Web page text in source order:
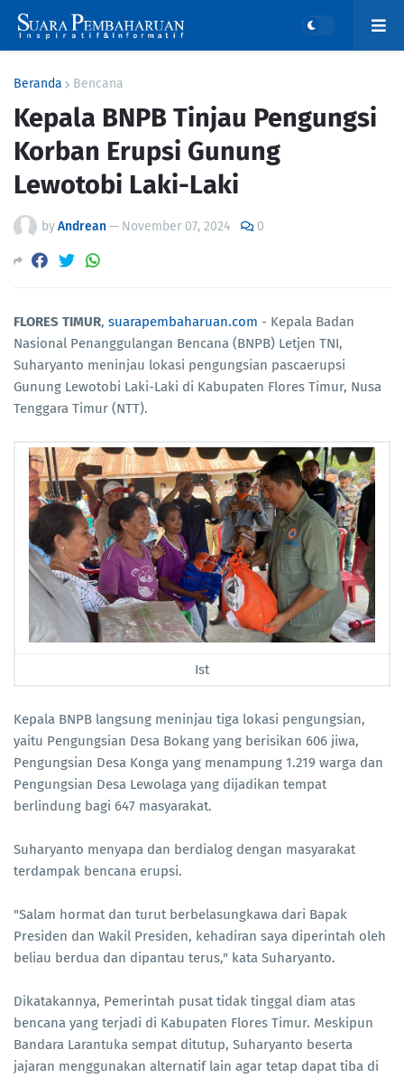
Beranda Bencana
Kepala BNPB Tinjau Pengungsi
Korban Erupsi Gunung
Lewotobi Laki-Laki
byAndrean— November 07, 2024 0
FLORES TIMUR, suarapembaharuan.com - Kepala Badan
Nasional Penanggulangan Bencana (BNPB) Letjen TNI,
Suharyanto meninjau lokasi pengungsian pascaerupsi
Gunung Lewotobi Laki-Laki di Kabupaten Flores Timur, Nusa
Tenggara Timur (NTT).
Ist
Kepala BNPB langsung meninjau tiga lokasi pengungsian,
yaitu Pengungsian Desa Bokang yang berisikan 606 jiwa,
Pengungsian Desa Konga yang menampung 1.219 warga dan
Pengungsian Desa Lewolaga yang dijadikan tempat
berlindung bagi 647 masyarakat.
Suharyanto menyapa dan berdialog dengan masyarakat
terdampak bencana erupsi.
"Salam hormat dan turut berbelasungkawa dari Bapak
Presiden dan Wakil Presiden, kehadiran saya diperintah oleh
beliau berdua dan dipantau terus," kata Suharyanto.
Dikatakannya, Pemerintah pusat tidak tinggal diam atas
bencana yang terjadi di Kabupaten Flores Timur. Meskipun
Bandara Larantuka sempat ditutup, Suharyanto beserta
jajaran menggunakan alternatif lain agar tetap dapat tiba di